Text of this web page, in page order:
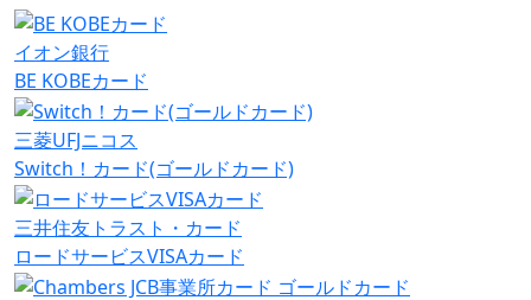
イオン銀行
BE KOBEカード
三菱UFJニコス
Switch！カード(ゴールドカード)
三井住友トラスト・カード
ロードサービスVISAカード